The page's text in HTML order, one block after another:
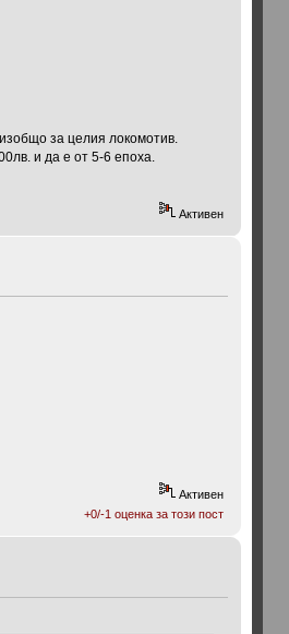
за целия локомотив.
и да е от 5-6 епоха.
Активен
Активен
+0/-1 оценка за този пост